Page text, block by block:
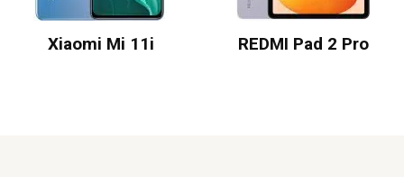
Xiaomi Mi 11i REDMI Pad 2 Pro